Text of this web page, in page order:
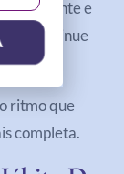
bastante e
Continue
ritmo que
completa.